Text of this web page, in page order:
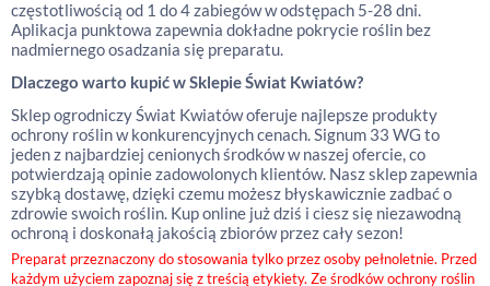
częstotliwością od 1 do 4 zabiegów w odstępach 5-28 dni.
Aplikacja punktowa zapewnia dokładne pokrycie roślin bez
nadmiernego osadzania się preparatu.
Dlaczego warto kupić w Sklepie Świat Kwiatów?
Sklep ogrodniczy Świat Kwiatów oferuje najlepsze produkty
ochrony roślin w konkurencyjnych cenach. Signum 33 WG to
jeden z najbardziej cenionych środków w naszej ofercie, co
potwierdzają opinie zadowolonych klientów. Nasz sklep zapewnia
szybką dostawę, dzięki czemu możesz błyskawicznie zadbać o
zdrowie swoich roślin. Kup online już dziś i ciesz się niezawodną
ochroną i doskonałą jakością zbiorów przez cały sezon!
Preparat przeznaczony do stosowania tylko przez osoby pełnoletnie. Przed
każdym użyciem zapoznaj się z treścią etykiety. Ze środków ochrony roślin